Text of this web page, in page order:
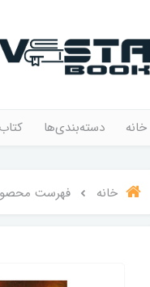
خانه دسته‌بندی‌ها
خانه فهرست